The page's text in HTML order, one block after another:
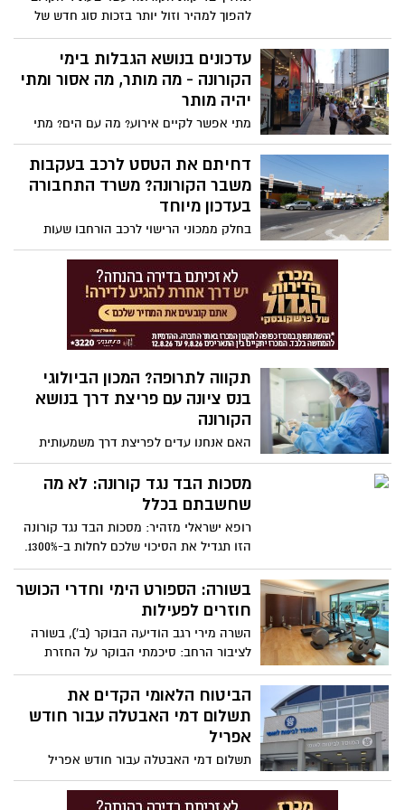
להפוך למהיר וזול יותר בזכות סוג חדש של
בדיקות שנקראות "בדיקות אנטיגן".
עדכונים בנושא הגבלות בימי
הקורונה - מה מותר, מה אסור ומתי
יהיה מותר
מתי אפשר לקיים אירוע? מה עם הים? מתי
המסעדות יפתחו, מה עם הבילוי, החינוך ועוד
- כל העדכונים כאן
דחיתם את הטסט לרכב בעקבות
משבר הקורונה? משרד התחבורה
בעדכון מיוחד
בחלק ממכוני הרישוי לרכב הורחבו שעות
הפעילות בשבועיים הקרובים, במטרה לתת
מענה לביקוש הגדול למבחני הרישוי השנתיים
לרכב ("טסטים") ולצמצם את העומסים
שנוצרו בעקבות משבר הקורונה
תקווה לתרופה? המכון הביולוגי
בנס ציונה עם פריצת דרך בנושא
הקורונה
האם אנחנו עדים לפריצת דרך משמעותית
במאבק מול נגיף הקורונה. המכון הביולוגי בנס
ציונה הציג אתמול (ב') מציאת נוגדן לנגיף
הקורונה. מדובר בנוגדן שתוקף את הנגיף
מסכות הבד נגד קורונה: לא מה
שחשבתם בכלל
רופא ישראלי מזהיר: מסכות הבד נגד קורונה
הזו תגדיל את הסיכוי שלכם לחלות ב-1300%.
מאז הופעת נגיף הקורונה והחובה לעטות
מסיכה על הפנים, פשט את המדינה טרנד
מסכות הבד המעוצבות והממותגות שנמכרות
מנהל מכון הריאות בביה"ח אסף הרופא, יוצא
בפוסט חריף נגד התופעה וקורא: "אל תחבשו
אותן"
בשורה: הספורט הימי וחדרי הכושר
חוזרים לפעילות
השרה מירי רגב הודיעה הבוקר (ב'), בשורה
לציבור הרחב: סיכמתי הבוקר על החזרת
הספורט העממי לפעילות חדרי הכושר, חדרי
הסטודיו, הספורט הימי ופעילות המועדונים
חוזרים לפעילות
הביטוח הלאומי הקדים את
תשלום דמי האבטלה עבור חודש
אפריל
תשלום דמי האבטלה עבור חודש אפריל
הוקדם וישולם במספר פעימות - התאריך
המקורי להפקדת דמי האבטלה היה 17.5